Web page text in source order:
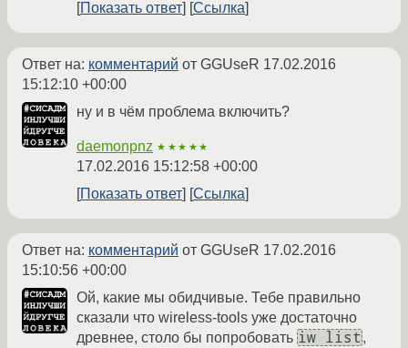
Показать ответ Ссылка
Ответ на: комментарий от GGUseR 17.02.2016
15:12:10 +00:00
ну и в чём проблема включить?
daemonpnz ★★★★★
17.02.2016 15:12:58 +00:00
Показать ответ
Ссылка
Ответ на: комментарий от GGUseR 17.02.2016
15:10:56 +00:00
Ой, какие мы обидчивые. Тебе правильно
сказали что wireless-tools уже достаточно
древнее, столо бы попробовать iw list ,